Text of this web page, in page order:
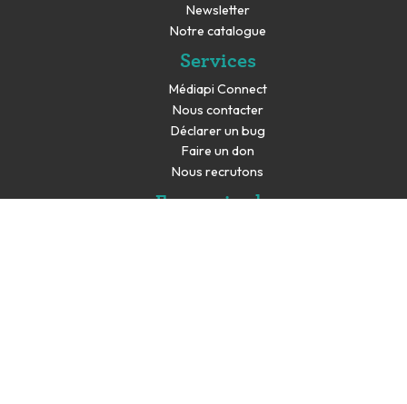
Newsletter
Notre catalogue
Services
Médiapi Connect
Nous contacter
Déclarer un bug
Faire un don
Nous recrutons
En savoir plus